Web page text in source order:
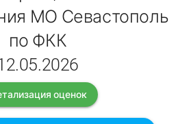
МО Севастополь
по ФКК
оценок